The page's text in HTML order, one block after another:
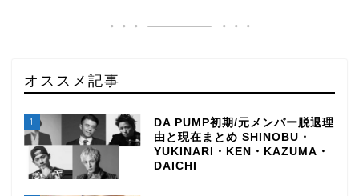
オススメ記事
1
DA PUMP初期/元メンバー脱退理
由と現在まとめ SHINOBU・
YUKINARI・KEN・KAZUMA・
DAICHI